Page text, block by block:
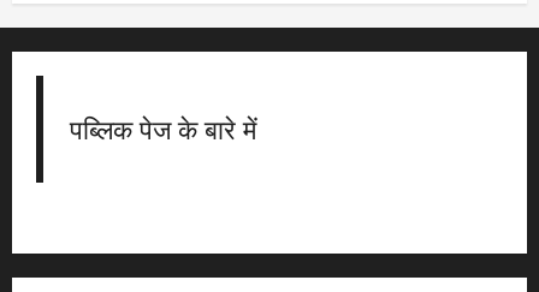
पब्लिक पेज के बारे में